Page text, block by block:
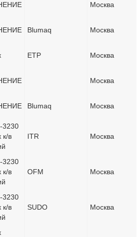
Москва
Blumaq Москва
ETP Москва
Москва
Blumaq Москва
3230
к/в
ITR Москва
3230
к/в
OFM Москва
3230
к/в
SUDO Москва